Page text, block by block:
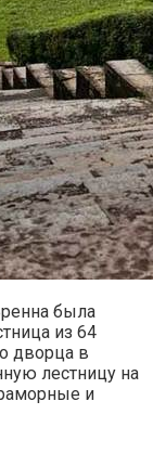
была
из 64
дворца в
лестницу на
и